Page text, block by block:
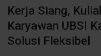
Kerja Siang,
Karyawan UBSI
Solusi Fleksibel